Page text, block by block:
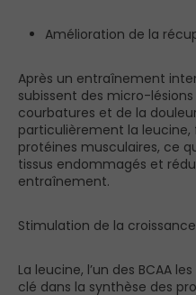
Amélioration de la
Après un entraînement
subissent des micro-
courbatures et de la
particulièrement la
protéines musculaires, ce
tissus endommagés et
entraînement.
Stimulation de la
La leucine, l’un des BCAA
clé dans la synthèse des